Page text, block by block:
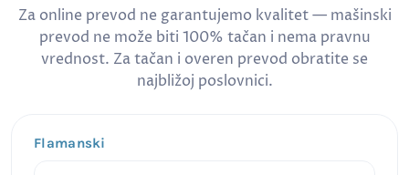
Za online prevod ne garantujemo kvalitet — mašinski
prevod ne može biti 100% tačan i nema pravnu
vrednost. Za tačan i overen prevod obratite se
najbližoj poslovnici.
Flamanski